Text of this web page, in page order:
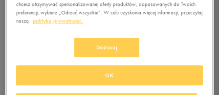
0.0( 0)
19,99 złz Vat
Produkt niedostępny
chcesz otrzymywać spersonalizowanej oferty produktów, dopasowanych do Twoich
preferencji, wybierz „Odrzuć wszystkie”. W celu uzyskania więcej informacji, przeczytaj
naszą
politykę prywatności.
Dostosuj
OK